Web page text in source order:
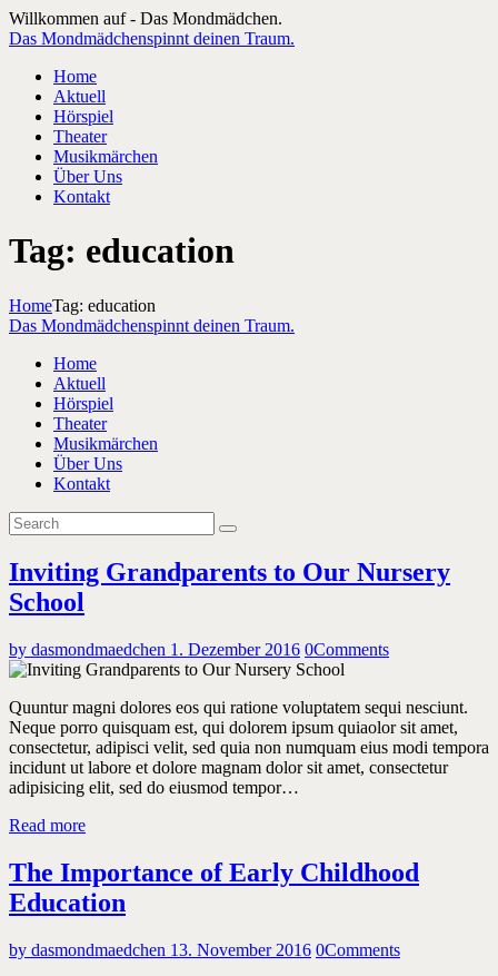
Willkommen auf - Das Mondmädchen.
Das Mondmädchenspinnt deinen Traum.
Home
Aktuell
Hörspiel
Theater
Musikmärchen
Über Uns
Kontakt
Tag: education
HomeTag: education
Das Mondmädchenspinnt deinen Traum.
Home
Aktuell
Hörspiel
Theater
Musikmärchen
Über Uns
Kontakt
Inviting Grandparents to Our Nursery
School
by dasmondmaedchen 1. Dezember 2016 0Comments
Quuntur magni dolores eos qui ratione voluptatem sequi nesciunt.
Neque porro quisquam est, qui dolorem ipsum quiaolor sit amet,
consectetur, adipisci velit, sed quia non numquam eius modi tempora
incidunt ut labore et dolore magnam dolor sit amet, consectetur
adipisicing elit, sed do eiusmod tempor…
Read more
The Importance of Early Childhood
Education
by dasmondmaedchen 13. November 2016 0Comments